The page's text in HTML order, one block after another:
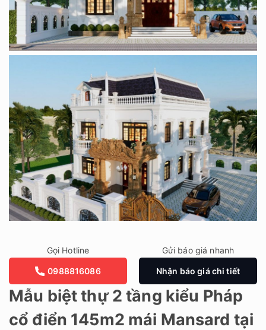
Mẫu biệt thự 2 tầng kiểu Pháp
cổ điển 145m2 mái Mansard tại
Gọi Hotline
0988816086
Gửi báo giá nhanh
Nhận báo giá chi tiết